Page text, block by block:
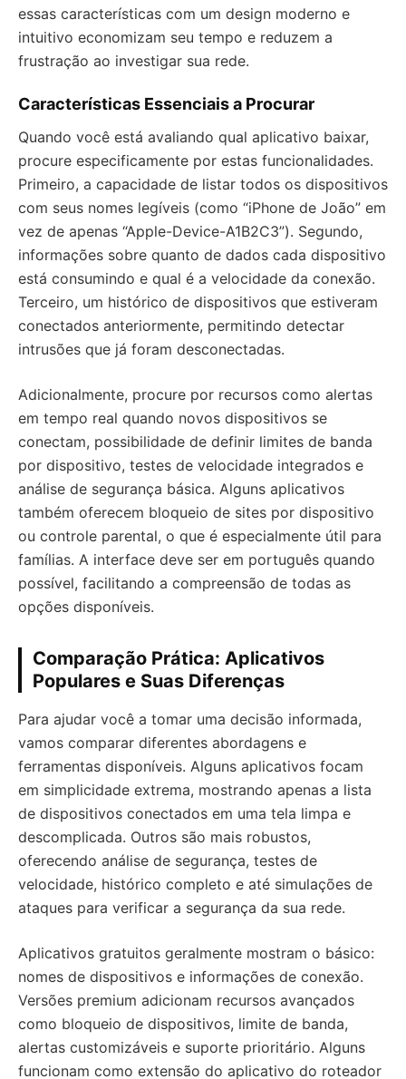
essas características com um design moderno e
intuitivo economizam seu tempo e reduzem a
frustração ao investigar sua rede.
Características Essenciais a Procurar
Quando você está avaliando qual aplicativo baixar,
procure especificamente por estas funcionalidades.
Primeiro, a capacidade de listar todos os dispositivos
com seus nomes legíveis (como “iPhone de João” em
vez de apenas “Apple-Device-A1B2C3”). Segundo,
informações sobre quanto de dados cada dispositivo
está consumindo e qual é a velocidade da conexão.
Terceiro, um histórico de dispositivos que estiveram
conectados anteriormente, permitindo detectar
intrusões que já foram desconectadas.
Adicionalmente, procure por recursos como alertas
em tempo real quando novos dispositivos se
conectam, possibilidade de definir limites de banda
por dispositivo, testes de velocidade integrados e
análise de segurança básica. Alguns aplicativos
também oferecem bloqueio de sites por dispositivo
ou controle parental, o que é especialmente útil para
famílias. A interface deve ser em português quando
possível, facilitando a compreensão de todas as
opções disponíveis.
Comparação Prática: Aplicativos
Populares e Suas Diferenças
Para ajudar você a tomar uma decisão informada,
vamos comparar diferentes abordagens e
ferramentas disponíveis. Alguns aplicativos focam
em simplicidade extrema, mostrando apenas a lista
de dispositivos conectados em uma tela limpa e
descomplicada. Outros são mais robustos,
oferecendo análise de segurança, testes de
velocidade, histórico completo e até simulações de
ataques para verificar a segurança da sua rede.
Aplicativos gratuitos geralmente mostram o básico:
nomes de dispositivos e informações de conexão.
Versões premium adicionam recursos avançados
como bloqueio de dispositivos, limite de banda,
alertas customizáveis e suporte prioritário. Alguns
funcionam como extensão do aplicativo do roteador